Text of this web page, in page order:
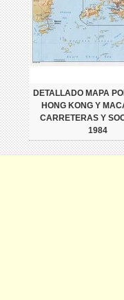
DETALLADO MAPA
HONG KONG Y
CARRETERAS Y
1984